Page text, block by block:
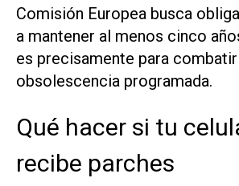
Comisión Europea busca
a mantener al menos cinco
es precisamente para
obsolescencia programada.
Qué hacer si tu
recibe parches